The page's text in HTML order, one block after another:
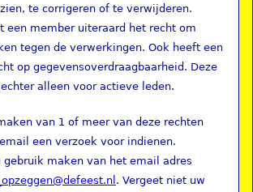
te corrigeren of te verwijderen.
een member uiteraard het recht om
tegen de verwerkingen. Ook heeft een
op gegevensoverdraagbaarheid. Deze
alleen voor actieve leden.
van 1 of meer van deze rechten
een verzoek voor indienen.
gebruik maken van het email adres
. Vergeet niet uw